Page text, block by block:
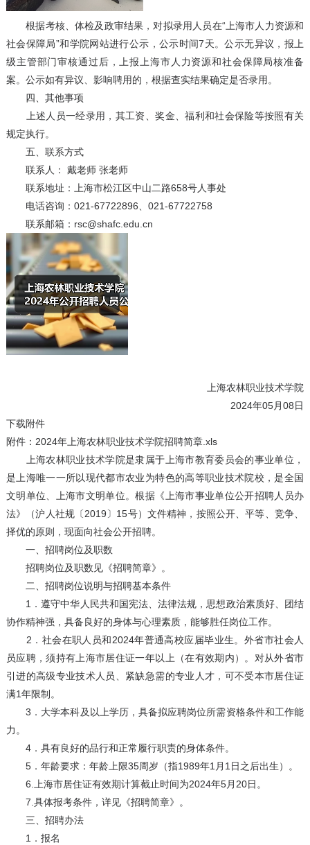
根据考核、体检及政审结果，对拟录用人员在“上海市人力资源和
社会保障局”和学院网站进行公示，公示时间7天。公示无异议，报上
级主管部门审核通过后，上报上海市人力资源和社会保障局核准备
案。公示如有异议、影响聘用的，根据查实结果确定是否录用。
四、其他事项
上述人员一经录用，其工资、奖金、福利和社会保险等按照有关
规定执行。
五、联系方式
联系人： 戴老师 张老师
联系地址：上海市松江区中山二路658号人事处
电话咨询：021-67722896、021-67722758
联系邮箱：rsc@shafc.edu.cn
上海农林职业技术学院
2024年05月08日
下载附件
附件：2024年上海农林职业技术学院招聘简章.xls
上海农林职业技术学院是隶属于上海市教育委员会的事业单位，
是上海唯一一所以现代都市农业为特色的高等职业技术院校，是全国
文明单位、上海市文明单位。根据《上海市事业单位公开招聘人员办
法》（沪人社规〔2019〕15号）文件精神，按照公开、平等、竞争、
择优的原则，现面向社会公开招聘。
一、招聘岗位及职数
招聘岗位及职数见《招聘简章》。
二、招聘岗位说明与招聘基本条件
1．遵守中华人民共和国宪法、法律法规，思想政治素质好、团结
协作精神强，具备良好的身体与心理素质，能够胜任岗位工作。
2．社会在职人员和2024年普通高校应届毕业生。外省市社会人
员应聘，须持有上海市居住证一年以上（在有效期内）。对从外省市
引进的高级专业技术人员、紧缺急需的专业人才，可不受本市居住证
满1年限制。
3．大学本科及以上学历，具备拟应聘岗位所需资格条件和工作能
力。
4．具有良好的品行和正常履行职责的身体条件。
5．年龄要求：年龄上限35周岁（指1989年1月1日之后出生）。
6.上海市居住证有效期计算截止时间为2024年5月20日。
7.具体报考条件，详见《招聘简章》。
三、招聘办法
1．报名